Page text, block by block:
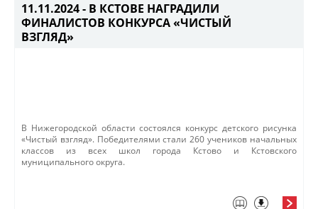
11.11.2024 - В КСТОВЕ НАГРАДИЛИ
ФИНАЛИСТОВ КОНКУРСА «ЧИСТЫЙ
ВЗГЛЯД»
​В Нижегородской области ​состоялся конкурс детского рисунка
«Чистый взгляд». Победителями стали 260 учеников начальных
классов из всех школ города Кстово и Кстовского
муниципального округа.